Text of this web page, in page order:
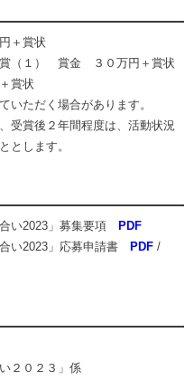
＋賞状
賞（１） 賞金 ３０万円＋賞状
賞状
ただく場合があります。
賞後２年間程度は、活動状況
とします。
い2023」募集要項
PDF
い2023」応募申請書
PDF /
２０２３」係